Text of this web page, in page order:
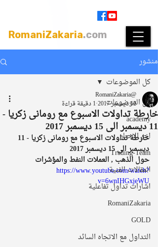
RomaniZakaria.com
منشور
كل الموضوعات
academy
اخر الاخبار
Trading-Team
المقالات الفنية
اشارات تداول تفاعلية
RomaniZakaria
GOLD
التداول مع الاتجاه السائد
كل الموضوعات
خارطة تداولات الاسبوع مع رومانى زكريا -
11 ديسمبر الى 15 ديسمبر 2017
@RomaniZakaria
12 ديسمبر 2017
1 دقيقة قراءة
ديسمبر الى 15 ديسمبر 2017
حول الذهب , العملات النفط والمؤشرات
https://www.youtube.com/watch?
v=6wnIHGxjeWU